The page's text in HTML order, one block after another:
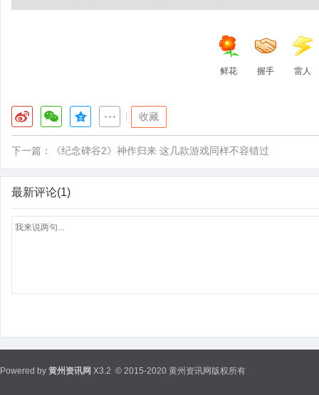
鲜花 握手 雷人
收藏
下一篇： 《纪念碑谷2》神作归来 这几款游戏同样不容错过
最新评论(1)
Powered by 黄州资讯网 X3.2 © 2015-2020 黄州资讯网版权所有